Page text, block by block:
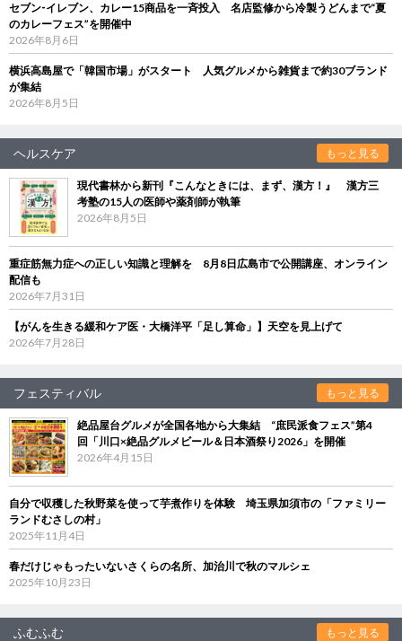
セブン‐イレブン、カレー15商品を一斉投入 名店監修から冷製うどんまで“夏
のカレーフェス”を開催中
2026年8月6日
横浜高島屋で「韓国市場」がスタート 人気グルメから雑貨まで約30ブランド
が集結
2026年8月5日
ヘルスケア もっと見る
現代書林から新刊『こんなときには、まず、漢方！』 漢方三
考塾の15人の医師や薬剤師が執筆
2026年8月5日
重症筋無力症への正しい知識と理解を 8月8日広島市で公開講座、オンライン
配信も
2026年7月31日
【がんを生きる緩和ケア医・大橋洋平「足し算命」】天空を見上げて
2026年7月28日
フェスティバル もっと見る
絶品屋台グルメが全国各地から大集結 “庶民派食フェス”第4
回「川口×絶品グルメビール＆日本酒祭り2026」を開催
2026年4月15日
自分で収穫した秋野菜を使って芋煮作りを体験 埼玉県加須市の「ファミリー
ランドむさしの村」
2025年11月4日
春だけじゃもったいないさくらの名所、加治川で秋のマルシェ
2025年10月23日
ふむふむ もっと見る